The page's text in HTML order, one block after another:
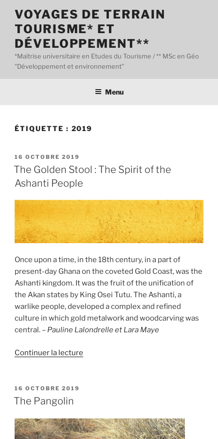
contenu
principal
VOYAGES DE TERRAIN
TOURISME* ET
DÉVELOPPEMENT**
*Maîtrise universitaire en Etudes du Tourisme / ** MSc en Géo
"Développement et environnement"
Menu
ÉTIQUETTE : 2019
PUBLIÉ
LE
16 OCTOBRE 2019
The Golden Stool : The Spirit of the
Ashanti People
Once upon a time, in the 18th century, in a part of
present-day Ghana on the coveted Gold Coast, was the
Ashanti kingdom. It was the fruit of the unification of
the Akan states by King Osei Tutu. The Ashanti, a
warlike people, developed a complex and refined
culture in which gold metalwork and woodcarving was
central. – Pauline Lalondrelle et Lara Maye
Continuer la lecture
Spirit
of
PUBLIÉ
LE
16 OCTOBRE 2019
The Pangolin